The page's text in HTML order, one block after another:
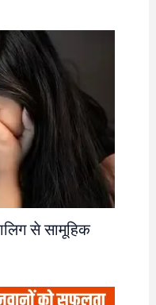
से सामूहिक